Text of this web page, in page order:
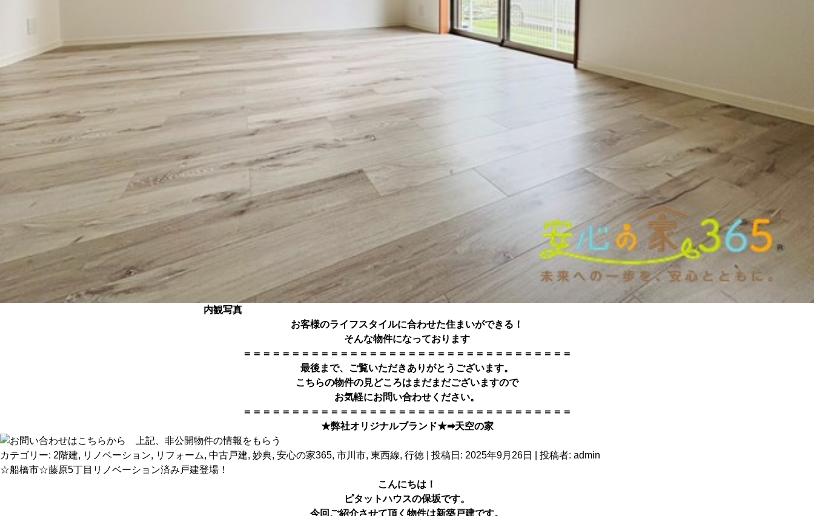
内観写真
お客様のライフスタイルに合わせた住まいができる！
そんな物件になっております
＝＝＝＝＝＝＝＝＝＝＝＝＝＝＝＝＝＝＝＝＝＝＝＝＝＝＝＝＝＝＝＝＝＝
最後まで、ご覧いただきありがとうございます。
こちらの物件の見どころはまだまだございますので
お気軽にお問い合わせください。
＝＝＝＝＝＝＝＝＝＝＝＝＝＝＝＝＝＝＝＝＝＝＝＝＝＝＝＝＝＝＝＝＝＝
★弊社オリジナルブランド★➡天空の家
カテゴリー: 2階建, リノベーション, リフォーム, 中古戸建, 妙典, 安心の家365, 市川市, 東西線, 行徳 | 投稿日: 2025年9月26日 投稿者: admin
☆船橋市☆藤原5丁目リノベーション済み戸建登場！
こんにちは！
ピタットハウスの保坂です。
今回ご紹介させて頂く物件は新築戸建です。